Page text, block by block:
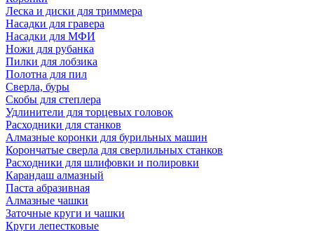
Леска и диски для триммера
Насадки для гравера
Насадки для МФИ
Ножи для рубанка
Пилки для лобзика
Полотна для пил
Сверла, буры
Скобы для степлера
Удлинители для торцевых головок
Расходники для станков
Алмазные коронки для бурильных машин
Корончатые сверла для сверлильных станков
Расходники для шлифовки и полировки
Карандаш алмазный
Паста абразивная
Алмазные чашки
Заточные круги и чашки
Круги лепестковые